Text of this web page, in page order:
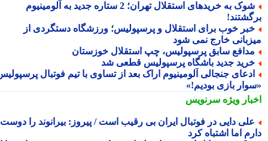
شوک به خریدهای استقلال تهران؛ 2 ستاره جدید به آلومینیوم
خوب برای استقلال و پرسپولیس؛ ورزشگاه دستگردی از
خارج نمی شود
سابق پرسپولیس، چپ استقلال خوزستان
جدید باشگاه پرسپولیس قطعی شد
جنجالی آلومینیوم اراک بعد از تساوی با تیم فوتبال پرسپولیس؛
بازی بودیم!»
ویژهسرنویس
دایی در فوتبال ایران بی رقیب است / پیروز: بیرانوند را دوست
اما اشتباه کرد